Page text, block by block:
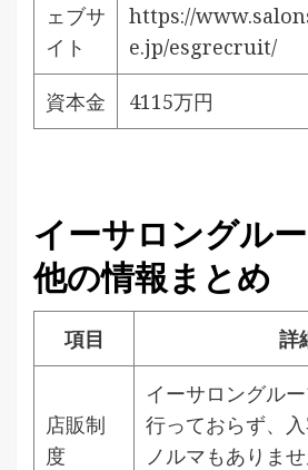
ェブサ
イト
https://
e.jp/esgrecruit/
資本金 4115万円
イーサロングル
他の情報まとめ
項目 詳
店販制
度
イーサロングル
行っておらず、
ノルマもありませ